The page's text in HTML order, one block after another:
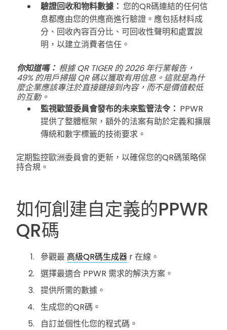
驗證回收和物料數據： 您的QR碼連結的任何信
息都應由您的供應商進行驗證。應包括材料成
分、回收內容百分比、可回收性聲明和處置說
明，以建立消費者信任。
你知道嗎： 根據 QR TIGER 的 2026 年行業報告，
49% 的用戶掃描 QR 碼以獲取有用信息。這就是為什
麼企業應該專注於直接鏈接到內容，而不是價值較低
的互動。
監視歐盟委員會發布的未來監管法令： PPWR
提供了整體框架，額外的法案有助於定義和擴展
傳統和數字標籤的技術要求。
定期監控歐洲委員會的更新，以確保您的QR碼策略保
持合規。
如何創建自定義的PPWR
QR碼
參觀最 高級QR碼生成器 r 在線。
選擇最適合 PPWR 需求的解決方案。
提供所需的數據。
生成您的QR碼。
自訂並個性化您的程式碼。